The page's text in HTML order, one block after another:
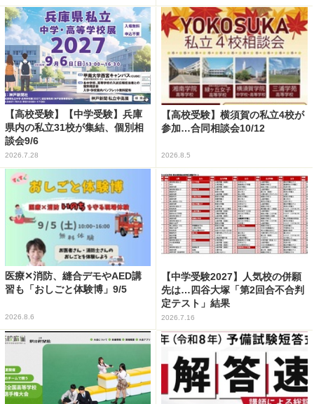
【高校受験】【中学受験】兵庫
県内の私立31校が集結、個別相
談会9/6
2026.7.28
【高校受験】横須賀の私立4校が
参加…合同相談会10/12
2026.8.5
医療✕消防、縫合デモやAED講
習も「おしごと体験博」9/5
2026.8.6
【中学受験2027】人気校の併願
先は…四谷大塚「第2回合不合判
定テスト」結果
2026.7.16